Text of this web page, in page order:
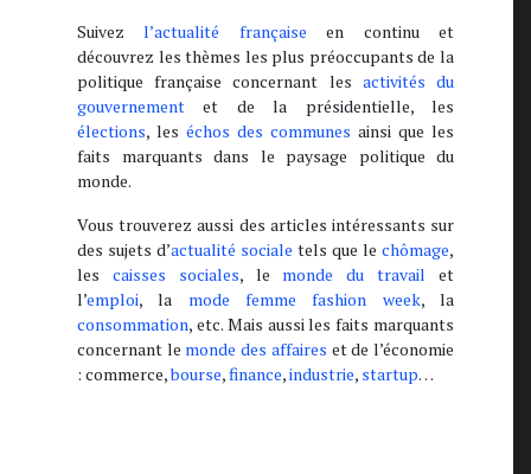
Suivezl’actualité française en continu et
découvrez les thèmes les plus préoccupants de la
politique française concernant les activités du
gouvernement et de la présidentielle, les
élections, les échos des communes ainsi que les
faits marquants dans le paysage politique du
monde.
Vous trouverez aussi des articles intéressants sur
des sujets d’actualité sociale tels que le chômage,
les caisses sociales, le monde du travail et
l’emploi, la mode femme fashion week, la
consommation, etc. Mais aussi les faits marquants
concernant le monde des affaires et de l’économie
: commerce,bourse,finance,industrie, startup…